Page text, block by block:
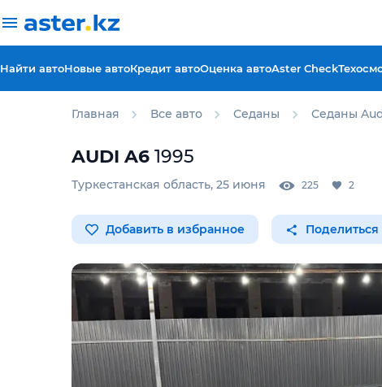
Найти автоНовые автоКредит автоОценка автоAster Check
Главная Все авто Седаны Седаны
AUDI A6 1995
Туркестанская область, 25 июня 225 2
Добавить в избранное Поделиться